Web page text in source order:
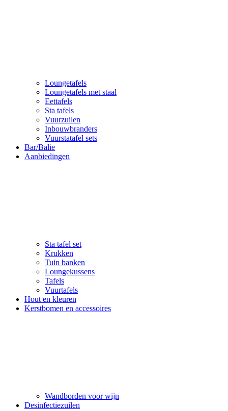
Loungetafels
Loungetafels met staal
Eettafels
Sta tafels
Vuurzuilen
Inbouwbranders
Vuurstatafel sets
Bar/Balie
Aanbiedingen
Sta tafel set
Krukken
Tuin banken
Loungekussens
Tafels
Vuurtafels
Hout en kleuren
Kerstbomen en accessoires
Wandborden voor wijn
Desinfectiezuilen